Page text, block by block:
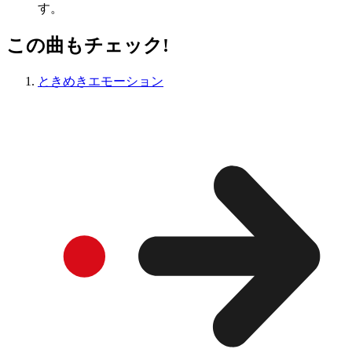
す。
この曲もチェック!
ときめきエモーション